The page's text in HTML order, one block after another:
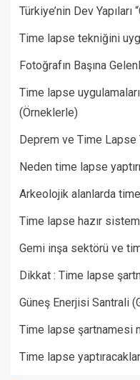
Türkiye’nin Dev Yapıları
Time lapse tekniğini
Fotoğrafın Başına
Time lapse
(Örneklerle)
Deprem ve Time
Neden time lapse
Arkeolojik alanlarda
Time lapse hazır
Gemi inşa sektörü ve
Dikkat : Time lapse
Güneş Enerjisi Santrali
Time lapse şartnamesi
Time lapse